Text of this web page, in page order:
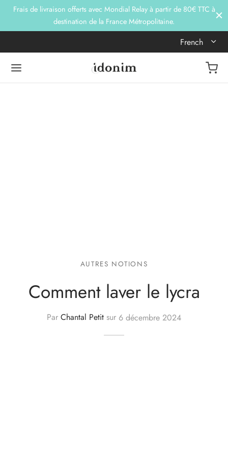
Frais de livraison offerts avec Mondial Relay à partir de 80€ TTC à
destination de la France Métropolitaine.
French
AUTRES NOTIONS
Comment laver le lycra
Par Chantal Petit sur 6 décembre 2024